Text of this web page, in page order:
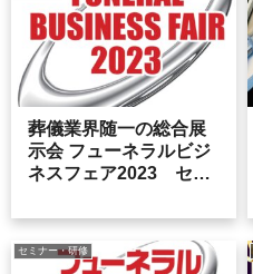
葬儀業界随一の総合展
示会 フューネラルビジ
ネスフェア2023 セミ
セミナー・研修